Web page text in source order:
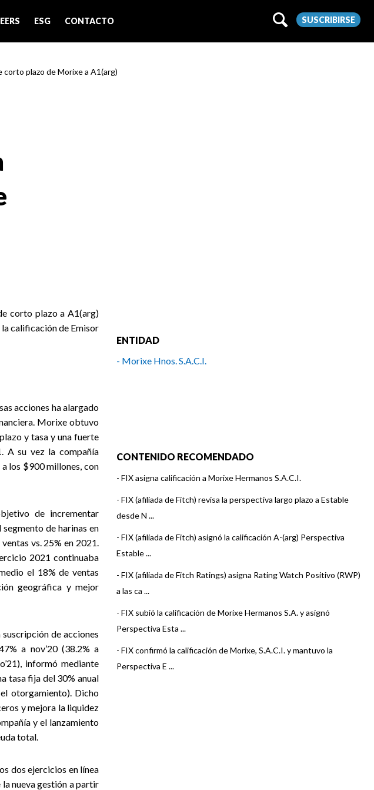
ESG CONTACTO SUSCRIBIRSE
corto plazo de Morixe a A1(arg)
corto plazo a A1(arg)
calificación de Emisor
acciones ha alargado
Morixe obtuvo
y tasa y una fuerte
A su vez la compañía
los $900 millones, con
de incrementar
de harinas en
vs. 25% en 2021.
2021 continuaba
el 18% de ventas
geográfica y mejor
de acciones
a nov’20 (38.2% a
informó mediante
tasa fija del 30% anual
otorgamiento). Dicho
y mejora la liquidez
y el lanzamiento
total.
dos ejercicios en línea
nueva gestión a partir
ENTIDAD
- Morixe Hnos. S.A.C.I.
CONTENIDO RECOMENDADO
- FIX asigna calificación a Morixe Hermanos S.A.C.I.
- FIX (afiliada de Fitch) revisa la perspectiva largo plazo a Estable
desde N ...
- FIX (afiliada de Fitch) asignó la calificación A-(arg) Perspectiva
Estable ...
- FIX (afiliada de Fitch Ratings) asigna Rating Watch Positivo (RWP)
a las ca ...
- FIX subió la calificación de Morixe Hermanos S.A. y asignó
Perspectiva Esta ...
- FIX confirmó la calificación de Morixe, S.A.C.I. y mantuvo la
Perspectiva E ...